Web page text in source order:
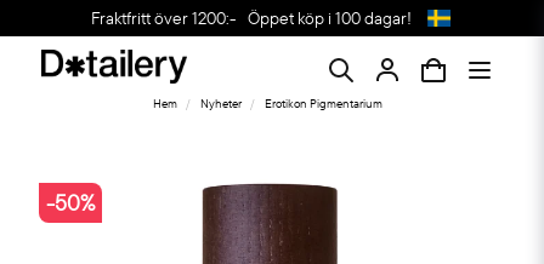
Fraktfritt över 1200:- Öppet köp i 100 dagar!
Hem Nyheter Erotikon Pigmentarium
-50%